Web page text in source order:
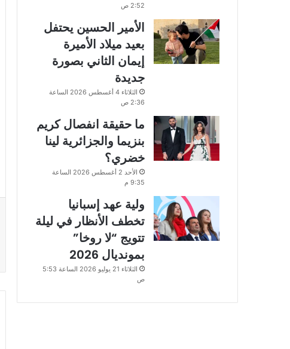
2:52 ص
الأمير الحسين يحتفل
بعيد ميلاد الأميرة
إيمان الثاني بصورة
جديدة
الثلاثاء 4 أغسطس 2026 الساعة
2:36 ص
ما حقيقة انفصال كريم
بنزيما والجزائرية لينا
خضري؟
الأحد 2 أغسطس 2026 الساعة
9:35 م
ولية عهد إسبانيا
تخطف الأنظار في ليلة
تتويج “لا روخا”
بمونديال 2026
الثلاثاء 21 يوليو 2026 الساعة 5:53
ص